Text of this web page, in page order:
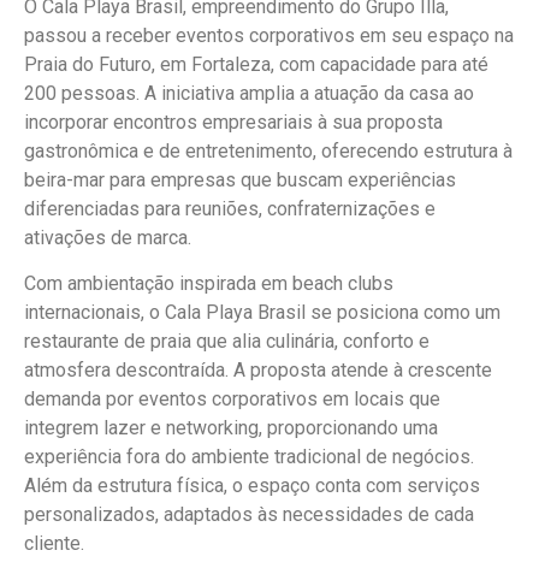
O Cala Playa Brasil, empreendimento do Grupo Illa,
passou a receber eventos corporativos em seu espaço na
Praia do Futuro, em Fortaleza, com capacidade para até
200 pessoas. A iniciativa amplia a atuação da casa ao
incorporar encontros empresariais à sua proposta
gastronômica e de entretenimento, oferecendo estrutura à
beira-mar para empresas que buscam experiências
diferenciadas para reuniões, confraternizações e
ativações de marca.
Com ambientação inspirada em beach clubs
internacionais, o Cala Playa Brasil se posiciona como um
restaurante de praia que alia culinária, conforto e
atmosfera descontraída. A proposta atende à crescente
demanda por eventos corporativos em locais que
integrem lazer e networking, proporcionando uma
experiência fora do ambiente tradicional de negócios.
Além da estrutura física, o espaço conta com serviços
personalizados, adaptados às necessidades de cada
cliente.